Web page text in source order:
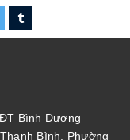
Bình Dương
Bình, Phường